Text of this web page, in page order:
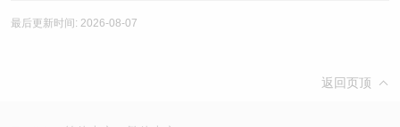
最后更新时间: 2026-08-07
返回页顶